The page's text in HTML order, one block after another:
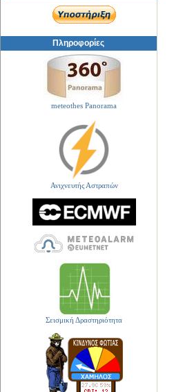
Πληροφορίες
meteothes Panorama
Ανιχνευτής Αστραπών
Σεισμική Δραστηριότητα